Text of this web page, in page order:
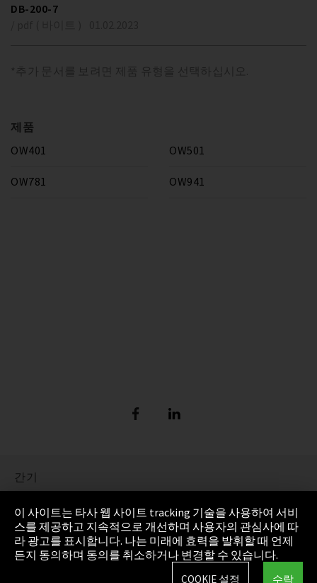
DB-200-7
*추가 문서를 보려면 제품 유형을 선택하십시오.
제품
OW401
OW501
OW781 OW941
간기
정보 보호
Cookie Settings
AGB(일반거래조건)
이 사이트는 타사 웹 사이트 tracking 기술을 사용하여 서비
스를 제공하고 지속적으로 개선하며 사용자의 관심사에 따
라 광고를 표시합니다. 나는 미래에 효력을 발휘할 때 언제
든지 동의하며 동의를 취소하거나 변경할 수 있습니다.
수락
COOKIE 설정